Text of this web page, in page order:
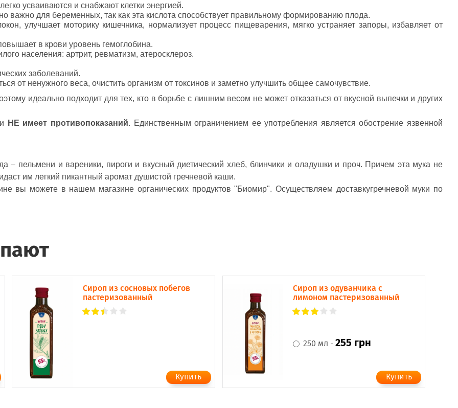
усваиваются и снабжают клетки энергией.
важно для беременных, так как эта кислота способствует правильному формированию плода.
улучшает моторику кишечника, нормализует процесс пищеварения, мягко устраняет запоры, избавляет от
в крови уровень гемоглобина.
населения: артрит, ревматизм, атеросклероз.
заболеваний.
от ненужного веса, очистить организм от токсинов и заметно улучшить общее самочувствие.
идеально подходит для тех, кто в борьбе с лишним весом не может отказаться от вкусной выпечки и других
НЕ имеет противопоказаний. Единственным ограничением ее употребления является обострение язвенной
пельмени и вареники, пироги и вкусный диетический хлеб, блинчики и оладушки и проч. Причем эта мука не
им легкий пикантный аромат душистой гречневой каши.
вы можете в нашем магазине органических продуктов "Биомир". Осуществляем доставкугречневой муки по
Сироп из сосновых побегов
пастеризованный
Сироп из одуванчика с
лимоном пастеризованный
250 мл -255 грн